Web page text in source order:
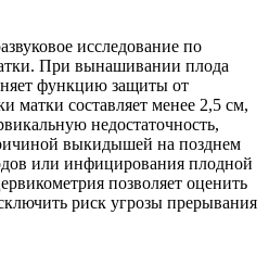
исследование по
При вынашивании плода
функцию защиты от
матки составляет менее 2,5 см,
недостаточность,
выкидышей на позднем
или инфицирования плодной
позволяет оценить
риск угрозы прерывания